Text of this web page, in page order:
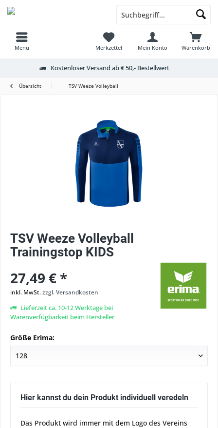
Menü Warenkorb
Merkzettel Mein Konto
Kostenloser Versand ab € 50,- Bestellwert
Übersicht TSV Weeze Volleyball
TSV Weeze Volleyball
Trainingstop KIDS
27,49 € *
inkl. MwSt.zzgl. Versandkosten
Lieferzeit ca. 10-12 Werktage bei
Warenverfügbarkeit beim Hersteller
Größe Erima:
Hier kannst du dein Produkt individuell veredeln
Das Produkt wird immer mit dem Logo des Vereins